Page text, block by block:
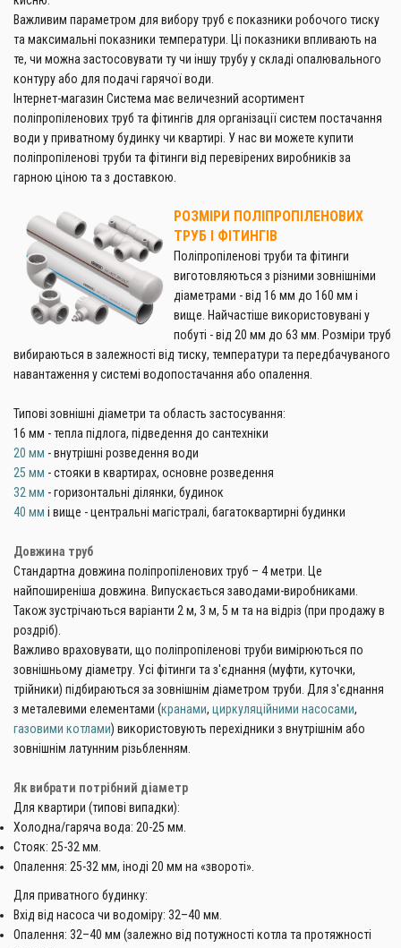
Важливим параметром для вибору труб є показники робочого тиску
та максимальні показники температури. Ці показники впливають на
те, чи можна застосовувати ту чи іншу трубу у складі опалювального
контуру або для подачі гарячої води.
Інтернет-магазин Система має величезний асортимент
поліпропіленових труб та фітингів для організації систем постачання
води у приватному будинку чи квартирі. У нас ви можете купити
поліпропіленові труби та фітинги від перевірених виробників за
гарною ціною та з доставкою.
РОЗМІРИ ПОЛІПРОПІЛЕНОВИХ
ТРУБ І ФІТИНГІВ
Поліпропіленові труби та фітинги
виготовляються з різними зовнішніми
діаметрами - від 16 мм до 160 мм і
вище. Найчастіше використовувані у
побуті - від 20 мм до 63 мм. Розміри труб
вибираються в залежності від тиску, температури та передбачуваного
навантаження у системі водопостачання або опалення.
Типові зовнішні діаметри та область застосування:
16 мм - тепла підлога, підведення до сантехніки
20 мм - внутрішні розведення води
25 мм - стояки в квартирах, основне розведення
32 мм - горизонтальні ділянки, будинок
40 мм і вище - центральні магістралі, багатоквартирні будинки
Довжина труб
Стандартна довжина поліпропіленових труб – 4 метри. Це
найпоширеніша довжина. Випускається заводами-виробниками.
Також зустрічаються варіанти 2 м, 3 м, 5 м та на відріз (при продажу в
роздріб).
Важливо враховувати, що поліпропіленові труби вимірюються по
зовнішньому діаметру. Усі фітинги та з'єднання (муфти, куточки,
трійники) підбираються за зовнішнім діаметром труби. Для з'єднання
з металевими елементами (кранами, циркуляційними насосами,
газовими котлами) використовують перехідники з внутрішнім або
зовнішнім латунним різьбленням.
Як вибрати потрібний діаметр
Для квартири (типові випадки):
Холодна/гаряча вода: 20-25 мм.
Стояк: 25-32 мм.
Опалення: 25-32 мм, іноді 20 мм на «звороті».
Для приватного будинку:
Вхід від насоса чи водоміру: 32–40 мм.
Опалення: 32–40 мм (залежно від потужності котла та протяжності